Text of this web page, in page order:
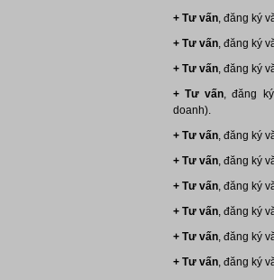
+ Tư vấn, đăng ký
+ Tư vấn, đăng ký
+ Tư vấn, đăng ký
+ Tư vấn, đăng
doanh).
+ Tư vấn, đăng ký
+ Tư vấn, đăng ký
+ Tư vấn, đăng ký
+ Tư vấn, đăng ký
+ Tư vấn, đăng ký
+ Tư vấn, đăng ký